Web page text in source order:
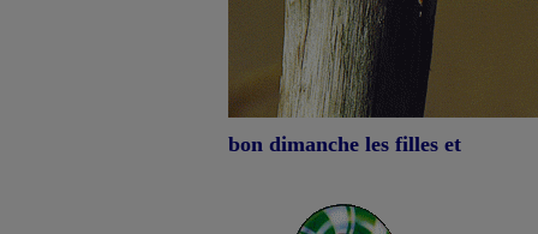
bon dimanche les filles et